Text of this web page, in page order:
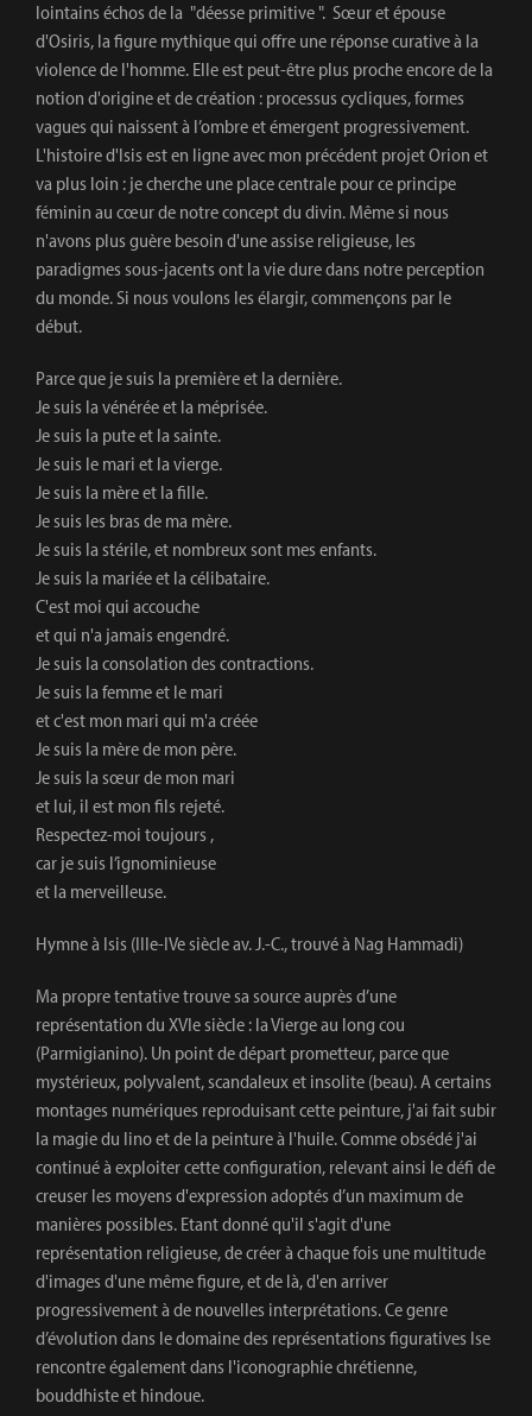
lointains échos de la "déesse primitive ". Sœur et épouse
d'Osiris, la figure mythique qui offre une réponse curative à la
violence de l'homme. Elle est peut-être plus proche encore de la
notion d'origine et de création : processus cycliques, formes
vagues qui naissent à l’ombre et émergent progressivement.
L'histoire d'Isis est en ligne avec mon précédent projet Orion et
va plus loin : je cherche une place centrale pour ce principe
féminin au cœur de notre concept du divin. Même si nous
n'avons plus guère besoin d'une assise religieuse, les
paradigmes sous-jacents ont la vie dure dans notre perception
du monde. Si nous voulons les élargir, commençons par le
début.
Parce que je suis la première et la dernière.
Je suis la vénérée et la méprisée.
Je suis la pute et la sainte.
Je suis le mari et la vierge.
Je suis la mère et la fille.
Je suis les bras de ma mère.
Je suis la stérile, et nombreux sont mes enfants.
Je suis la mariée et la célibataire.
C'est moi qui accouche
et qui n'a jamais engendré.
Je suis la consolation des contractions.
Je suis la femme et le mari
et c'est mon mari qui m'a créée
Je suis la mère de mon père.
Je suis la sœur de mon mari
et lui, il est mon fils rejeté.
Respectez-moi toujours ,
car je suis l’ignominieuse
et la merveilleuse.
Hymne à Isis (IIIe-IVe siècle av. J.-C., trouvé à Nag Hammadi)
Ma propre tentative trouve sa source auprès d’une
représentation du XVIe siècle : la Vierge au long cou
(Parmigianino). Un point de départ prometteur, parce que
mystérieux, polyvalent, scandaleux et insolite (beau). A certains
montages numériques reproduisant cette peinture, j'ai fait subir
la magie du lino et de la peinture à l'huile. Comme obsédé j'ai
continué à exploiter cette configuration, relevant ainsi le défi de
creuser les moyens d'expression adoptés d’un maximum de
manières possibles. Etant donné qu'il s'agit d'une
représentation religieuse, de créer à chaque fois une multitude
d'images d'une même figure, et de là, d'en arriver
progressivement à de nouvelles interprétations. Ce genre
d’évolution dans le domaine des représentations figuratives Ise
rencontre également dans l'iconographie chrétienne,
bouddhiste et hindoue.